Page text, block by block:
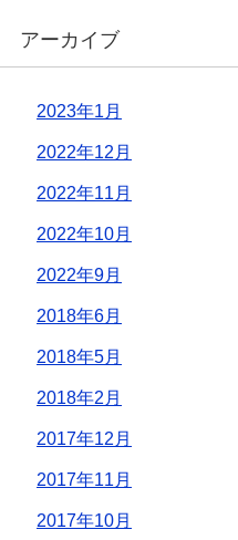
アーカイブ
2023年1月
2022年12月
2022年11月
2022年10月
2022年9月
2018年6月
2018年5月
2018年2月
2017年12月
2017年11月
2017年10月